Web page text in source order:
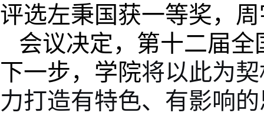
评选左秉国获一等奖，
会议决定，第十二届
下一步，学院将以此为
力打造有特色、有影响